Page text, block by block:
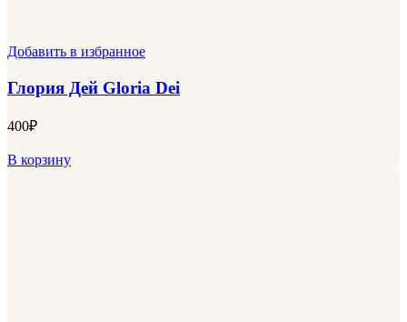
Добавить в избранное
Глория Дей Gloria Dei
400₽
В корзину